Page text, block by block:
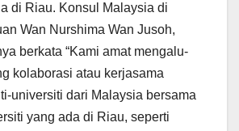
di Riau. Konsul Malaysia di
Wan Nurshima Wan Jusoh,
berkata “Kami amat mengalu-
kolaborasi atau kerjasama
universiti dari Malaysia bersama
yang ada di Riau, seperti